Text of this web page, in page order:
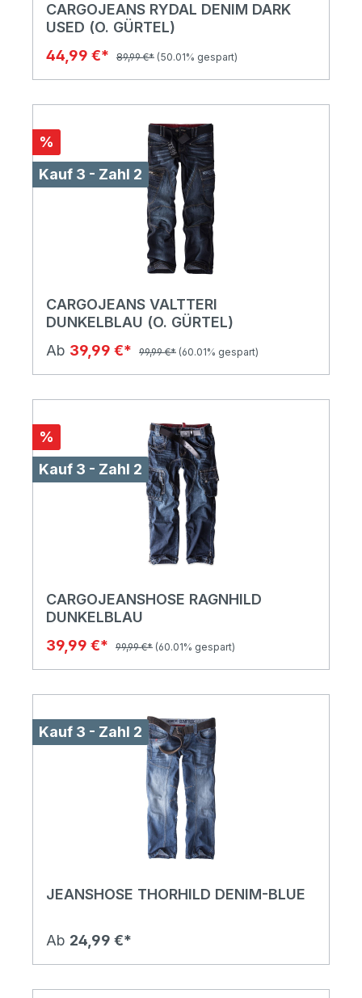
CARGOJEANS RYDAL DENIM DARK
USED (O. GÜRTEL)
44,99 €*
89,99 €* (50.01% gespart)
%
Kauf 3 - Zahl 2
CARGOJEANS VALTTERI
DUNKELBLAU (O. GÜRTEL)
Ab 39,99 €* 99,99 €* (60.01% gespart)
%
Kauf 3 - Zahl 2
CARGOJEANSHOSE RAGNHILD
DUNKELBLAU
39,99 €*
99,99 €* (60.01% gespart)
Kauf 3 - Zahl 2
JEANSHOSE THORHILD DENIM-BLUE
Ab 24,99 €*